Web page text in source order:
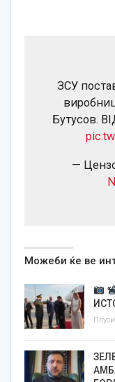
ЗСУ
Бутусов.
—
Можеби ќе ве